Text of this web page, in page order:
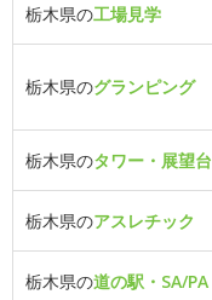
栃木県の工場見学
栃木県のグランピング
栃木県のタワー・展望台
栃木県のアスレチック
栃木県の道の駅・SA/PA